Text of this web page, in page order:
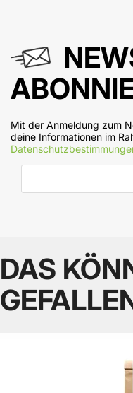
Mit der Anmeldung zum
deine Informationen im
E-Mail-Adresse
DAS